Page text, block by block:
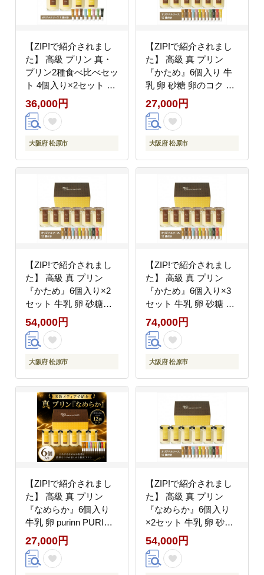
【ZIP!で紹介されまし
た】 高級 プリン 真・
プリン2種食べ比べセッ
ト 4個入り×2セット プ
リン purin 真・プリン
スイーツ かため なめら
か ぷりん purinn 贈答品
物 ご褒美 ギフト ミル
キー 舌触り 牛乳 卵 砂
110g おすすめ 逸品 大
阪府 松原市
36,000円
大阪府 松原市
【ZIP!で紹介されまし
た】 高級 真 プリン
『かため』6個入り 牛
乳 卵 砂糖 卵のコク 感
じられる purinn
PURINN 昔ながら つる
ん かため 食感 プリン
お中元 6個入り バニラ
ビーンズ 大阪府 松原市
27,000円
大阪府 松原市
【ZIP!で紹介されまし
た】 高級 真 プリン
『かため』6個入り×2
セット 牛乳 卵 砂糖
purinn PURINN 卵のコ
ク 感じられる 昔ながら
つるん かため 食感 プ
ト お中元 6個入り バニ
ラビーンズ 大阪府 松原
54,000円
大阪府 松原市
【ZIP!で紹介されまし
た】 高級 真 プリン
『かため』6個入り×3
セット 牛乳 卵 砂糖 卵
のコク purinn PURINN
昔ながら つるん かため
な 食感 自分へのご褒美
お祝い プリン研究所 大
阪府 松原市
74,000円
大阪府 松原市
【ZIP!で紹介されまし
た】 高級 真 プリン
『なめらか』6個入り
牛乳 卵 purinn PURINN
砂糖 すっと溶ける なめ
らかな舌触り ミルキー
な甘み プリン研究所 ご
27,000円
【ZIP!で紹介されまし
た】 高級 真 プリン
『なめらか』6個入り
×2セット 牛乳 卵 砂糖
すっと溶ける purinn
PURINN なめらかな舌
触り ミルキーな甘み プ
54,000円